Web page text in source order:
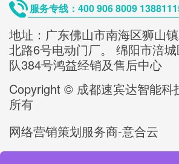
服务专线：400 906 8009
地址：广东佛山市南海区狮山
北路6号电动门厂。 绵阳市涪
队384号鸿益经销及售后中心
Copyright © 成都速宾达智能科
所有
网络营销策划服务商-意合云